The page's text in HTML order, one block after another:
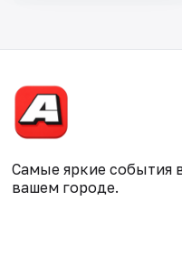
Самые яркие события
вашем городе.